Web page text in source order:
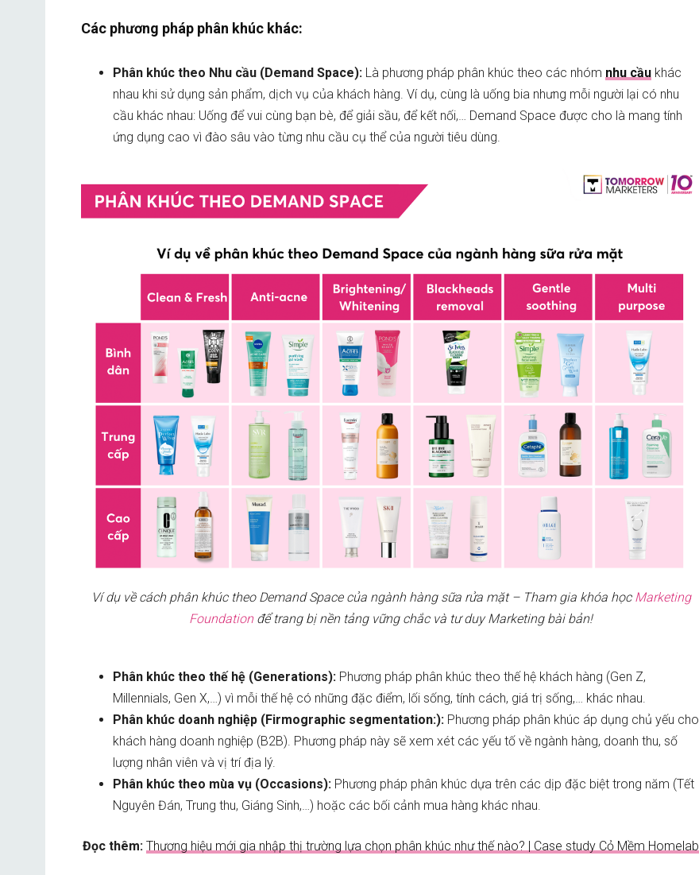
Các phương pháp phân khúc khác:
Phân khúc theo Nhu cầu (Demand Space): Là phương pháp phân khúc theo các nhóm nhu cầu khác
nhau khi sử dụng sản phẩm, dịch vụ của khách hàng. Ví dụ, cùng là uống bia nhưng mỗi người lại có nhu
cầu khác nhau: Uống để vui cùng bạn bè, để giải sầu, để kết nối,… Demand Space được cho là mang tính
ứng dụng cao vì đào sâu vào từng nhu cầu cụ thể của người tiêu dùng.
Ví dụ về cách phân khúc theo Demand Space của ngành hàng sữa rửa mặt – Tham gia khóa học Marketing
Foundationđể trang bị nền tảng vững chắc và tư duy Marketing bài bản!
Phân khúc theo thế hệ (Generations): Phương pháp phân khúc theo thế hệ khách hàng (Gen Z,
Millennials, Gen X,…) vì mỗi thế hệ có những đặc điểm, lối sống, tính cách, giá trị sống,… khác nhau.
Phân khúc doanh nghiệp (Firmographic segmentation:): Phương pháp phân khúc áp dụng chủ yếu cho
khách hàng doanh nghiệp (B2B). Phương pháp này sẽ xem xét các yếu tố về ngành hàng, doanh thu, số
lượng nhân viên và vị trí địa lý.
Phân khúc theo mùa vụ (Occasions): Phương pháp phân khúc dựa trên các dịp đặc biệt trong năm (Tết
Nguyên Đán, Trung thu, Giáng Sinh,…) hoặc các bối cảnh mua hàng khác nhau.
Đọc thêm: Thương hiệu mới gia nhập thị trường lựa chọn phân khúc như thế nào? | Case study Cỏ Mềm Homelab